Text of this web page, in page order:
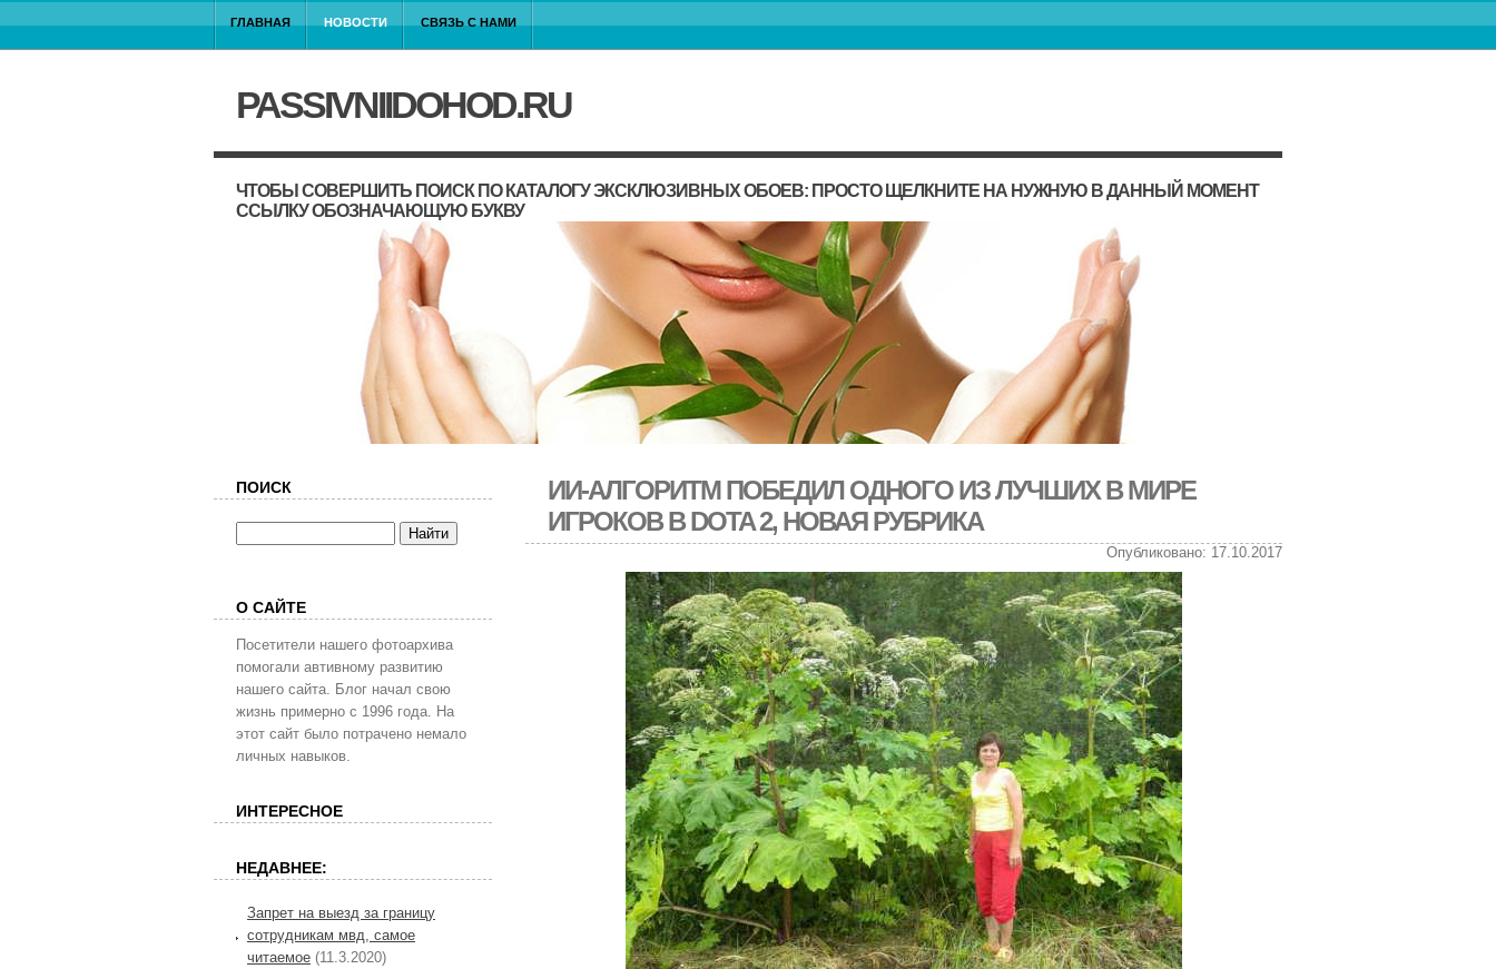
ГЛАВНАЯ НОВОСТИ СВЯЗЬ С НАМИ
PASSIVNIIDOHOD.RU
ЧТОБЫ СОВЕРШИТЬ ПОИСК ПО КАТАЛОГУ ЭКСКЛЮЗИВНЫХ ОБОЕВ: ПРОСТО ЩЕЛКНИТЕ НА НУЖНУЮ В ДАННЫЙ МОМЕНТ
ССЫЛКУ ОБОЗНАЧАЮЩУЮ БУКВУ
ИИ-АЛГОРИТМ ПОБЕДИЛ ОДНОГО ИЗ ЛУЧШИХ В МИРЕ
ИГРОКОВ В DOTA 2, НОВАЯ РУБРИКА
Опубликовано: 17.10.2017
ПОИСК
О САЙТЕ
Посетители нашего фотоархива
помогали автивному развитию
нашего сайта. Блог начал свою
жизнь примерно с 1996 года. На
этот сайт было потрачено немало
личных навыков.
ИНТЕРЕСНОЕ
НЕДАВНЕЕ:
Запрет на выезд за границу
сотрудникам мвд, самое
читаемое (11.3.2020)